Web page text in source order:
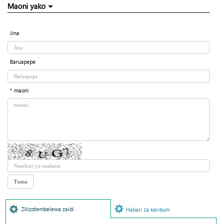
Maoni yako
Jina
Baruapepe
* maoni
Zilizotembelewa zaidi Habari za karibuni